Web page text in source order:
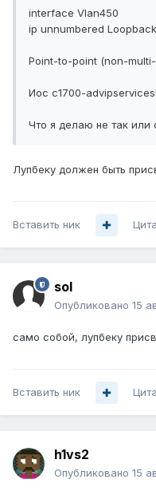
interface Vlan450
ip unnumbered
Point-to-point (non-
Иос c1700-
Что я делаю не так или
Лупбеку должен быть
Вставить ник
sol
Опубликовано 15
само собой, лупбеку
Вставить ник
h1vs2
Опубликовано 15